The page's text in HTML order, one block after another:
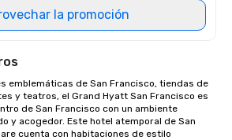
la promoción
emblemáticas de San Francisco, tiendas de
y teatros, el Grand Hyatt San Francisco es
de San Francisco con un ambiente
y acogedor. Este hotel atemporal de San
cuenta con habitaciones de estilo